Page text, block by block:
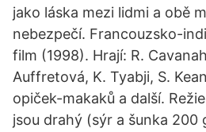
jako láska mezi lidmi a obě
nebezpečí. Francouzsko-
film (1998). Hrají: R.
Auffretová, K. Tyabji, S.
opiček-makaků a další.
jsou drahý (sýr a šunka 200